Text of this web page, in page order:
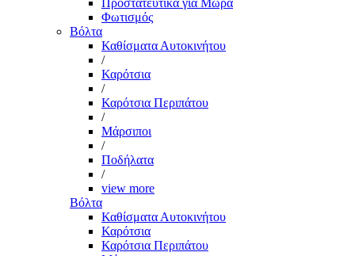
Προστατευτικά για Μωρά
Φωτισμός
Βόλτα
Καθίσματα Αυτοκινήτου
/
Καρότσια
/
Καρότσια Περιπάτου
/
Μάρσιποι
/
Ποδήλατα
/
view more
Βόλτα
Καθίσματα Αυτοκινήτου
Καρότσια
Καρότσια Περιπάτου